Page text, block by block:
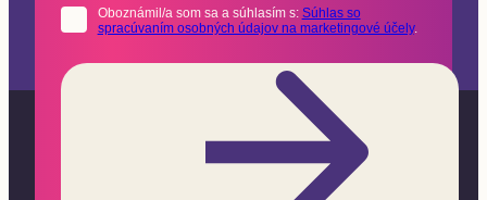
Oboznámil/a som sa a súhlasím s: Súhlas so
spracúvaním osobných údajov na marketingové účely.